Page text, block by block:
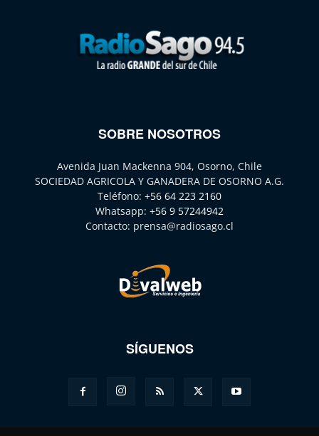
SOBRE NOSOTROS
Avenida Juan Mackenna 904, Osorno, Chile
SOCIEDAD AGRICOLA Y GANADERA DE OSORNO A.G.
Teléfono: +56 64 223 2160
Whatsapp: +56 9 57244942
Contacto: prensa@radiosago.cl
SÍGUENOS